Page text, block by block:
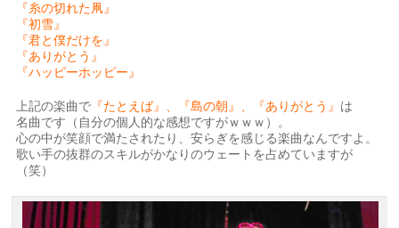
『糸の切れた凧』
『初雪』
『君と僕だけを』
『ありがとう』
『ハッピーホッピー』
上記の楽曲で 『たとえば』、『島の朝』、『ありがとう』 は
名曲です（自分の個人的な感想ですがｗｗｗ）。
心の中が笑顔で満たされたり、安らぎを感じる楽曲なんですよ。
歌い手の抜群のスキルがかなりのウェートを占めていますが
（笑）